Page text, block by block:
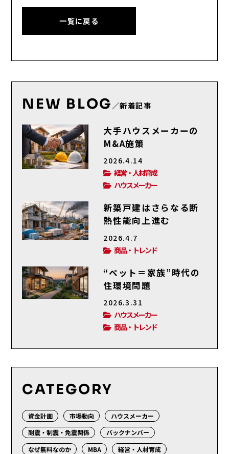
一覧に戻る
NEW BLOG ／新着記事
大手ハウスメーカーの
M&A施策
2026.4.14
経営・人材育成
ハウスメーカー
新築戸建はさらなる断
熱性能向上進む
2026.4.7
商品・トレンド
“ペット＝家族”時代の
住環境問題
2026.3.31
ハウスメーカー
商品・トレンド
CATEGORY
資金計画 市場動向
ハウスメーカー
耐震・制震・免震関係
バックナンバー
なぜ無料なのか
MBA
経営・人材育成